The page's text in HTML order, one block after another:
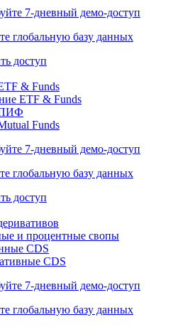
доступ
7-дневный
глобальную базу данных
доступ
ETF & Funds
Funds
7-дневный
глобальную базу данных
доступ
и процентные свопы
CDS